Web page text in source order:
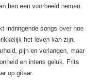
hen een voorbeeld nemen.
indringende songs over hoe
het leven kan zijn.
pijn en verlangen, maar
en intens geluk. Frits
op gitaar.